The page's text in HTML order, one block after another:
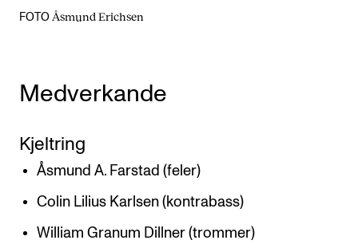
For ansatte og studenter
FOTO Åsmund Erichsen
Medverkande
Kjeltring
Åsmund A. Farstad (feler)
Colin Lilius Karlsen (kontrabass)
William Granum Dillner (trommer)